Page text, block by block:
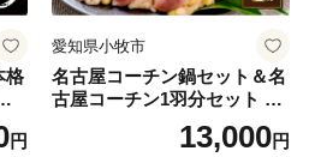
格
円
愛知県小牧市
名古屋コーチン鍋セット＆名
古屋コーチン1羽分セット 日
本三大地鶏 鍋セット 鶏肉 も
も肉 むね肉 ササミ 肉団子 鍋
13,000円